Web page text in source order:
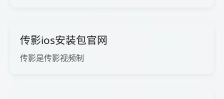
传影ios安装包官网
传影是传影视频制